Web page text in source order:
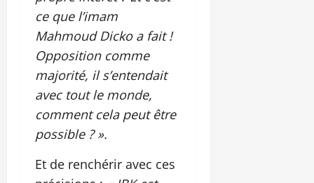
ce que l’imam
Mahmoud Dicko a fait !
Opposition comme
majorité, il s’entendait
avec tout le monde,
comment cela peut être
possible ? ».
Et de renchérir avec ces